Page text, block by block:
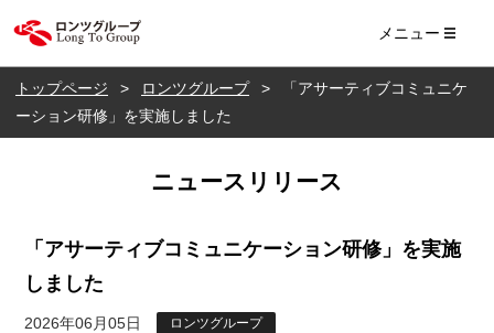
メニュー
トップページ ロンツグループ
「アサーティブコミュニケ
ーション研修」を実施しました
ニュースリリース
「アサーティブコミュニケーション研修」を実施
しました
2026年06月05日 ロンツグループ